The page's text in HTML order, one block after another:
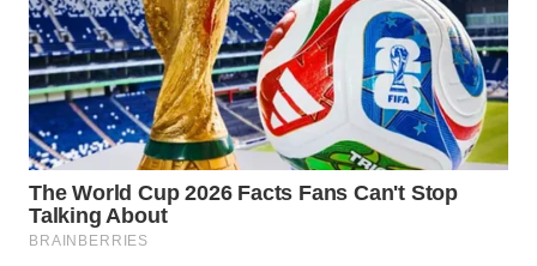
WN
SIMALUNGUN
WN
LABUHANBATU
WN